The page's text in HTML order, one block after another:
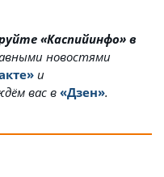
«Каспийинфо» в
новостями
и
вас в«Дзен».